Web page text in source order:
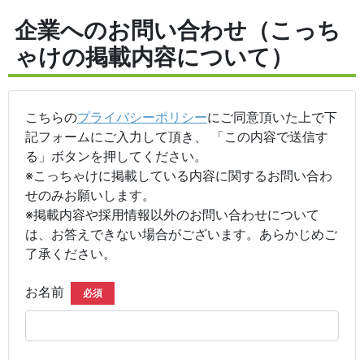
企業へのお問い合わせ（こっち
ゃけの掲載内容について）
こちらのプライバシーポリシーにご同意頂いた上で下
記フォームにご入力して頂き、 「この内容で送信す
る」ボタンを押してください。
※こっちゃけに掲載している内容に関するお問い合わ
せのみお願いします。
※掲載内容や採用情報以外のお問い合わせについて
は、お答えできない場合がございます。あらかじめご
了承ください。
お名前 必須